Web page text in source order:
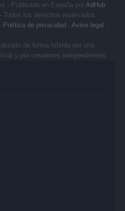
- Publicado en España por AdHub
Todos los derechos reservados.
- Política de privacidad - Aviso legal -
de forma híbrida por una
y por creadores independientes